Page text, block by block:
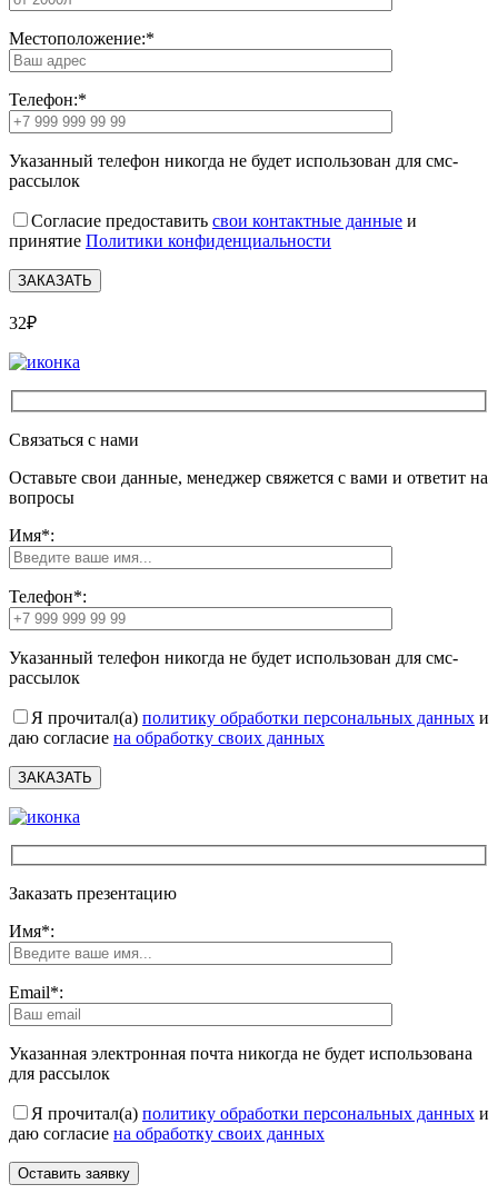
Местоположение:*
Телефон:*
Указанный телефон никогда не будет использован для смс-
рассылок
Согласие предоставить свои контактные данные и
принятие Политики конфиденциальности
32₽
Связаться с нами
Оставьте свои данные, менеджер свяжется с вами и ответит на
вопросы
Имя*:
Телефон*:
Указанный телефон никогда не будет использован для смс-
рассылок
Я прочитал(а) политику обработки персональных данных и
даю согласие на обработку своих данных
Заказать презентацию
Имя*:
Email*:
Указанная электронная почта никогда не будет использована
для рассылок
Я прочитал(а) политику обработки персональных данных и
даю согласие на обработку своих данных